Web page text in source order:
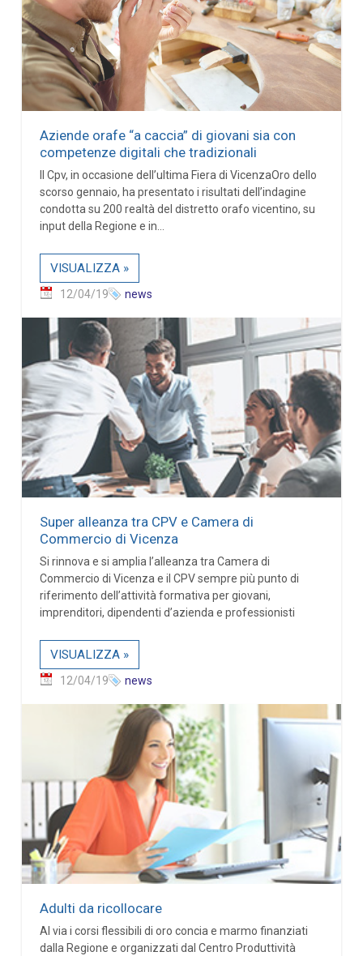
Aziende orafe “a caccia” di giovani sia con
competenze digitali che tradizionali
Il Cpv, in occasione dell’ultima Fiera di VicenzaOro dello
scorso gennaio, ha presentato i risultati dell’indagine
condotta su 200 realtà del distretto orafo vicentino, su
input della Regione e in...
VISUALIZZA »
12/04/19 news
Super alleanza tra CPV e Camera di
Commercio di Vicenza
Si rinnova e si amplia l’alleanza tra Camera di
Commercio di Vicenza e il CPV sempre più punto di
riferimento dell’attività formativa per giovani,
imprenditori, dipendenti d’azienda e professionisti
VISUALIZZA »
12/04/19 news
Adulti da ricollocare
Al via i corsi flessibili di oro concia e marmo finanziati
dalla Regione e organizzati dal Centro Produttività